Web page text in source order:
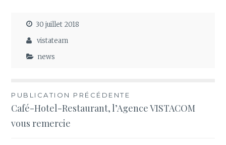
30 juillet 2018
vistateam
news
Navigation
de
PUBLICATION PRÉCÉDENTE
Café-Hotel-Restaurant, l’Agence VISTACOM
vous remercie